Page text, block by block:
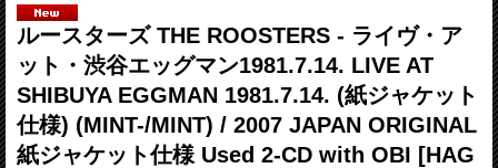
ルースターズ THE ROOSTERS - ライヴ・ア
ット・渋谷エッグマン1981.7.14. LIVE AT
SHIBUYA EGGMAN 1981.7.14. (紙ジャケット
仕様) (MINT-/MINT) / 2007 JAPAN ORIGINAL
紙ジャケット仕様 Used 2-CD with OBI [HAG